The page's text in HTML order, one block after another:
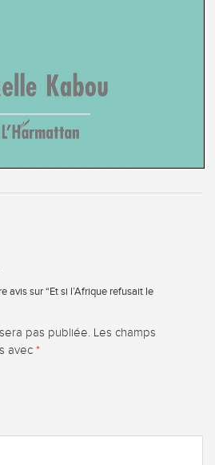
avis sur “Et si l’Afrique refusait le
pas publiée. Les champs
avec *